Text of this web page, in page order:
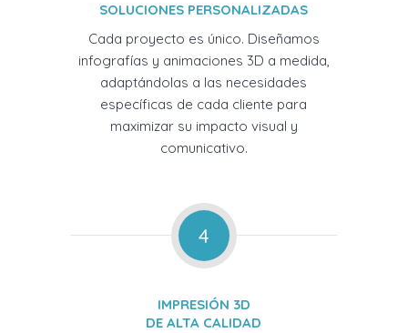
SOLUCIONES PERSONALIZADAS
Cada proyecto es único. Diseñamos
infografías y animaciones 3D a medida,
adaptándolas a las necesidades
específicas de cada cliente para
maximizar su impacto visual y
comunicativo.
4
IMPRESIÓN 3D
DE ALTA CALIDAD